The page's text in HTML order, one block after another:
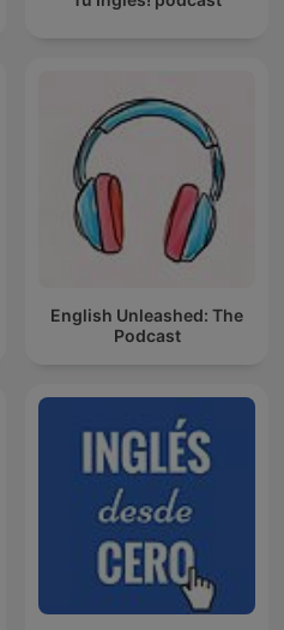
English Unleashed: The
Podcast